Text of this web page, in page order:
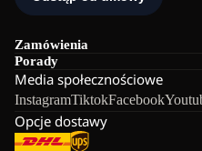
Zamówienia
Porady
Media społecznościowe
InstagramTiktokFacebook
Opcje dostawy